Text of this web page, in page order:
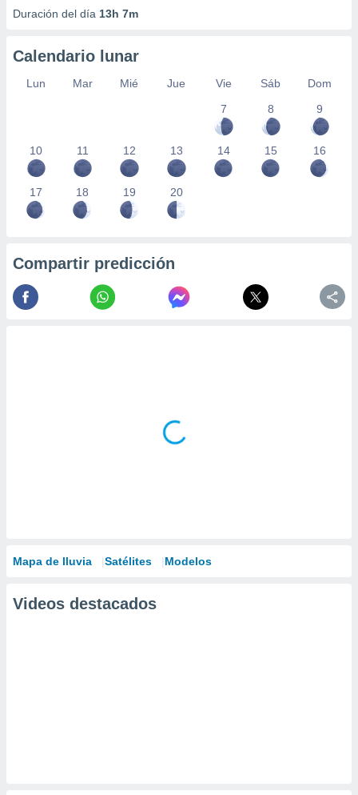
Duración del día 13h 7m
Calendario lunar
Lun Mar Mié Jue Vie Sáb
Dom
7
8 9
10 11 12 13 14 15 16
17 18 19 20
Compartir predicción
Mapa de lluvia Satélites Modelos
Videos destacados